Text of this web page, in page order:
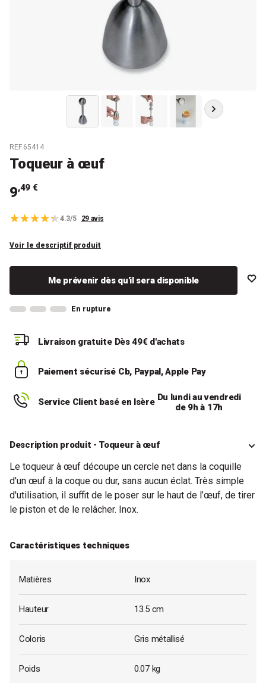
REF.65414
Toqueur à œuf
9,49 €
4.3/5 29 avis
Voir le descriptif produit
Me prévenir dès qu'il sera disponible
En rupture
Livraison gratuite Dès 49€ d'achats
Paiement sécurisé Cb, Paypal, Apple Pay
Service Client basé en Isère Du lundi au vendredi
de 9h à 17h
Description produit - Toqueur à œuf
Le toqueur à œuf découpe un cercle net dans la coquille
d'un œuf à la coque ou dur, sans aucun éclat. Très simple
d'utilisation, il suffit de le poser sur le haut de l’œuf, de tirer
le piston et de le relâcher. Inox.
Caractéristiques techniques
Matières Inox
Hauteur 13.5 cm
Coloris Gris métallisé
Poids 0.07 kg